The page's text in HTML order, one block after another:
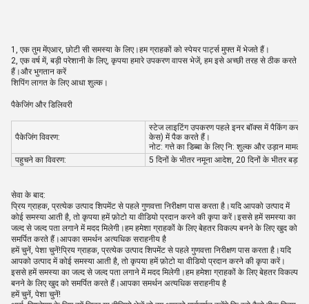
1, एक तुम मेंएआर, छोटी सी समस्या के लिए।हम ग्राहकों को स्पेयर पार्ट्स मुफ्त में भेजते हैं।
2, एक वर्ष में, बड़ी परेशानी के लिए, कृपया हमारे उपकरण वापस भेजें, हम इसे अच्छी तरह से ठीक करते
हैं।और भुगतान करें
शिपिंग लागत के लिए आधा शुल्क।
पैकेजिंग और डिलिवरी
पैकेजिंग विवरण:
स्टेज लाइटिंग उपकरण पहले इनर बॉक्स में पैकिंग करते
केस) में पैक करते हैं।
नोट: गत्ते का डिब्बा के लिए नि: शुल्क और उड़ान मामले
पहुचने का विवरण:
5 दिनों के भीतर नमूना आदेश, 20 दिनों के भीतर बड़ा
सेवा के बाद:
प्रिय ग्राहक, प्रत्येक उत्पाद शिपमेंट से पहले गुणवत्ता निरीक्षण पास करता है।यदि आपको उत्पाद में
कोई समस्या आती है, तो कृपया हमें फ़ोटो या वीडियो प्रदान करने की कृपा करें।इससे हमें समस्या का
जल्द से जल्द पता लगाने में मदद मिलेगी।हम हमेशा ग्राहकों के लिए बेहतर विकल्प बनने के लिए खुद को
समर्पित करते हैं।आपका समर्थन अत्यधिक सराहनीय है
हमें चुनें, पेशा चुनें!प्रिय ग्राहक, प्रत्येक उत्पाद शिपमेंट से पहले गुणवत्ता निरीक्षण पास करता है।यदि
आपको उत्पाद में कोई समस्या आती है, तो कृपया हमें फ़ोटो या वीडियो प्रदान करने की कृपा करें।
इससे हमें समस्या का जल्द से जल्द पता लगाने में मदद मिलेगी।हम हमेशा ग्राहकों के लिए बेहतर विकल्प
बनने के लिए खुद को समर्पित करते हैं।आपका समर्थन अत्यधिक सराहनीय है
हमें चुनें, पेशा चुनें!